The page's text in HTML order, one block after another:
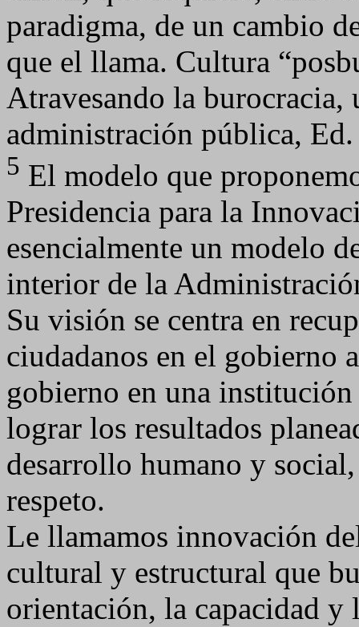
paradigma, de un cambio
que el llama. Cultura
Atravesando la burocracia,
administración pública,
5 El modelo que
Presidencia para la
esencialmente un modelo
interior de la
Su visión se centra en
ciudadanos en el gobierno
gobierno en una
lograr los resultados
desarrollo humano y
respeto.
Le llamamos innovación
cultural y estructural que
orientación, la capacidad y